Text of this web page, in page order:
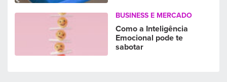
BUSINESS E MERCADO
Como a Inteligência
Emocional pode te
sabotar